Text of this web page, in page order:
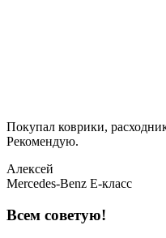
Покупал коврики,
Рекомендую.
Алексей
Mercedes-Benz E-класс
Всем советую!